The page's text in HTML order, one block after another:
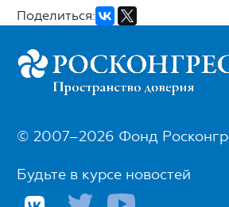
Поделиться:
© 2007–2026 Фонд
Будьте в курсе новостей